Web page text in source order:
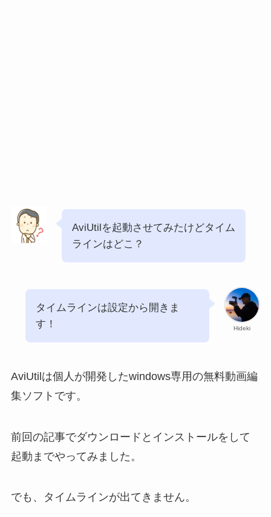
AviUtilを起動させてみたけどタイム
ラインはどこ？
Hideki
タイムラインは設定から開きま
す！
AviUtilは個人が開発したwindows専用の無料動画編
集ソフトです。
前回の記事でダウンロードとインストールをして
起動までやってみました。
でも、タイムラインが出てきません。